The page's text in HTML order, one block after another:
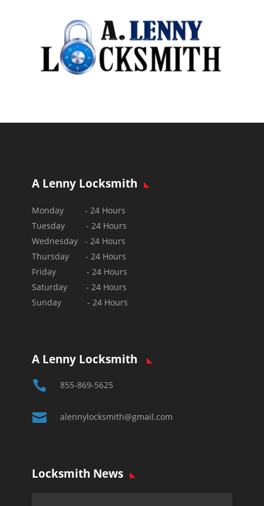
A Lenny Locksmith
Monday - 24 Hours
Tuesday - 24 Hours
Wednesday - 24 Hours
Thursday - 24 Hours
Friday - 24 Hours
Saturday - 24 Hours
Sunday - 24 Hours
A Lenny Locksmith
 855-869-5625
 alennylocksmith@gmail.com
Locksmith News